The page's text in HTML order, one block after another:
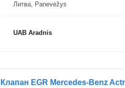
Литва, Panevėžys
UAB Aradnis